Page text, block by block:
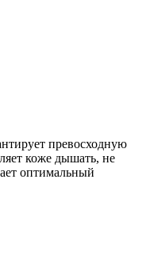
превосходную
коже дышать, не
оптимальный